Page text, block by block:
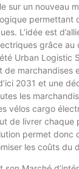
sur un nouveau
permettant
L’idée est
grâce au
Urban Logistic
marchandises
2031 et une
les
vélos cargo
de livrer chaque
permet donc
les coûts du